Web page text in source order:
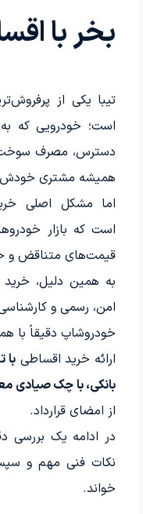
بخر با اقساط ۳۶
تیبا یکی از
است؛ خودرویی که
دسترس، مصرف سوخت
همیشه مشتری خودش
اما مشکل اصلی
است که بازار
قیمت‌های متناقض و
به همین دلیل،
امن، رسمی و
خودرو‌شاپ دقیقاً با
ارائه خرید اقساطی
بانکی، با چک صیادی
از امضای قرارداد.
در ادامه یک بررسی
نکات فنی مهم و
خواند.